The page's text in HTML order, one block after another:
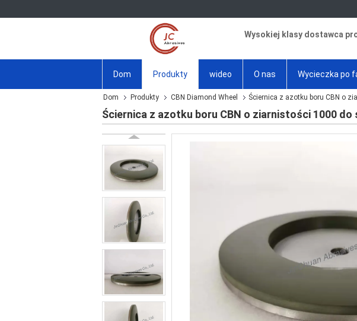
Wysokiej klasy dostawca
Dom Produkty wideo O nas Wycieczka po
Dom Produkty CBN Diamond Wheel Ściernica z azotku boru CBN o
Ściernica z azotku boru CBN o ziarnistości 1000